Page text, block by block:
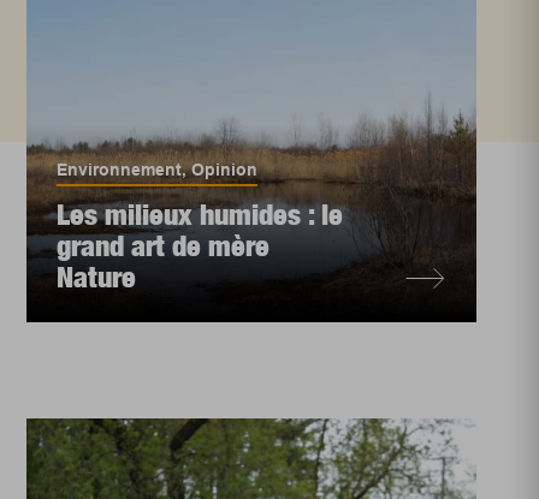
Environnement,Opinion
Les milieux humides : le
grand art de mère
Nature